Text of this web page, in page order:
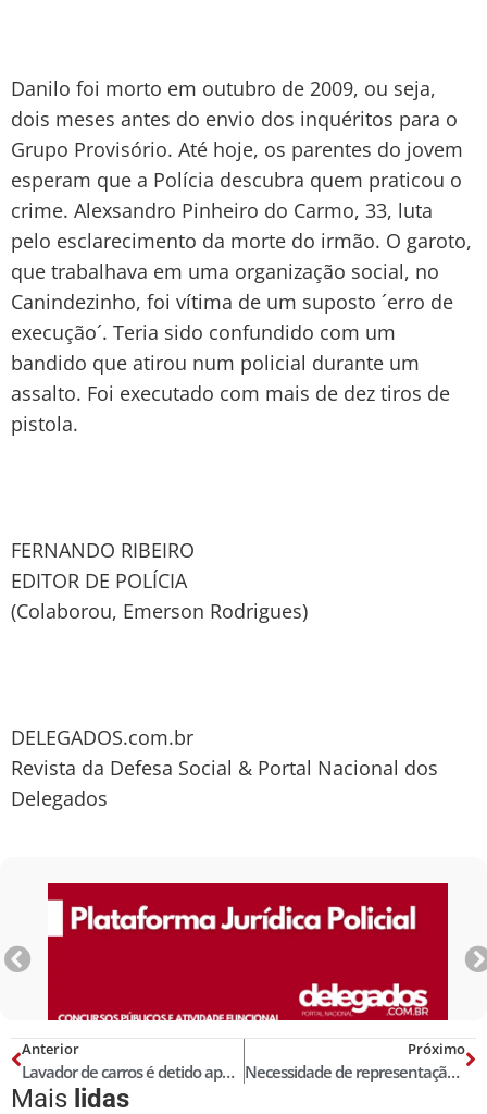
Danilo foi morto em outubro de 2009, ou seja,
dois meses antes do envio dos inquéritos para o
Grupo Provisório. Até hoje, os parentes do jovem
esperam que a Polícia descubra quem praticou o
crime. Alexsandro Pinheiro do Carmo, 33, luta
pelo esclarecimento da morte do irmão. O garoto,
que trabalhava em uma organização social, no
Canindezinho, foi vítima de um suposto ´erro de
execução´. Teria sido confundido com um
bandido que atirou num policial durante um
assalto. Foi executado com mais de dez tiros de
pistola.
FERNANDO RIBEIRO
EDITOR DE POLÍCIA
(Colaborou, Emerson Rodrigues)
DELEGADOS.com.br
Revista da Defesa Social & Portal Nacional dos
Delegados
Anterior
Lavador de carros é detido após ‘passear’ com carro sem autorização
Próximo
Necessidade de representação nas contravenções penais
Mais lidas